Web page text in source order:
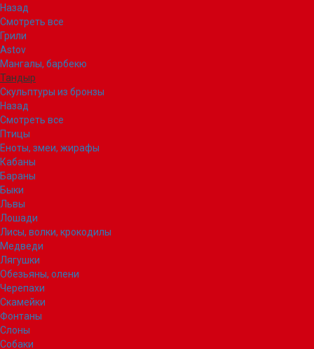
Назад
Смотреть все
Грили
Astov
Мангалы, барбекю
Тандыр
Скульптуры из бронзы
Назад
Смотреть все
Птицы
Еноты, змеи, жирафы
Кабаны
Бараны
Быки
Львы
Лошади
Лисы, волки, крокодилы
Медведи
Лягушки
Обезьяны, олени
Черепахи
Скамейки
Фонтаны
Слоны
Собаки